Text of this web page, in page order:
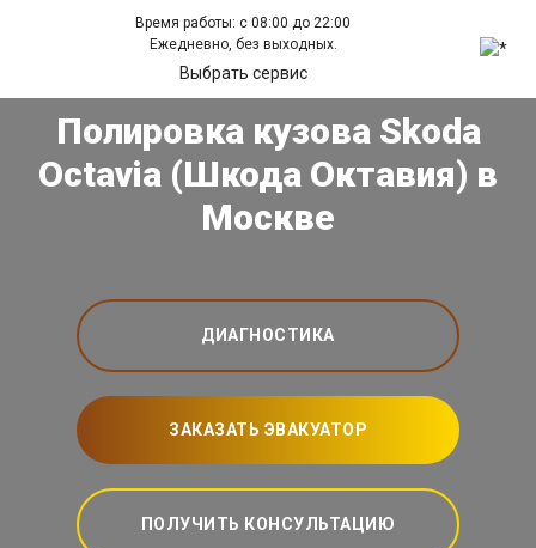
Время работы: с 08:00 до 22:00
Ежедневно, без выходных.
Выбрать сервис
Полировка кузова Skoda
Octavia (Шкода Октавия) в
Москве
ДИАГНОСТИКА
ЗАКАЗАТЬ ЭВАКУАТОР
ПОЛУЧИТЬ КОНСУЛЬТАЦИЮ